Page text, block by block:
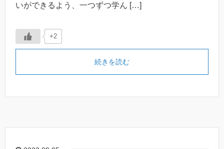
いができるよう、一つずつ学ん […]
+2
続きを読む